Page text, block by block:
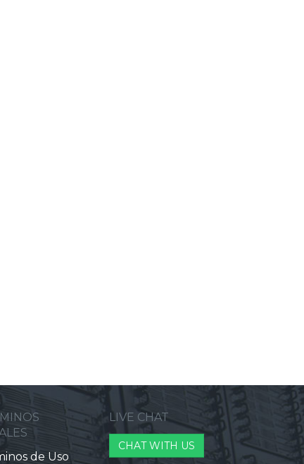
de Uso
LIVE CHAT
CHAT WITH US